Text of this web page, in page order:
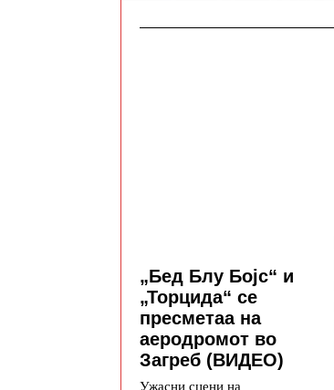
„Бед Блу Бојс“ и
„Торцида“ се
пресметаа на
аеродромот во
Загреб (ВИДЕО)
Ужасни сцени на